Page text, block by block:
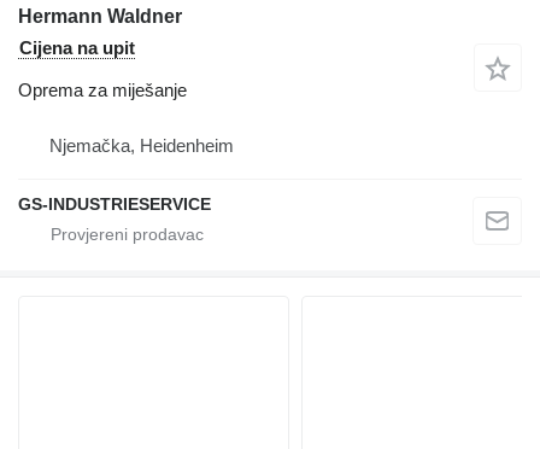
Hermann Waldner
Cijena na upit
Oprema za miješanje
Njemačka, Heidenheim
GS-INDUSTRIESERVICE